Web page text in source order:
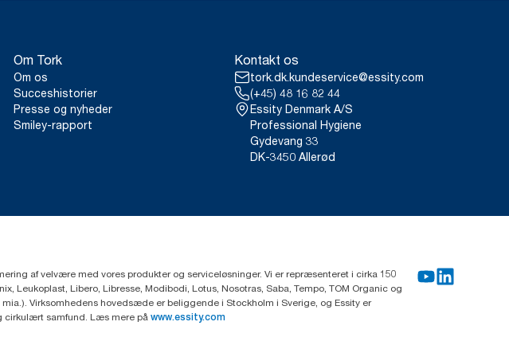
Fordi dataene er baseret på et systemgennemsnit, er det ikke
af specifikke produkter og forbrug.
Om Tork
Om os
Succeshistorier
Presse og nyheder
Smiley-rapport
Kontakt os
tork.dk.kundeservice@essity.com
(+45) 48 16 82 44
Essity Denmark A/S
Professional Hygiene
Gydevang 33
DK-3450 Allerød
af velvære med vores produkter og serviceløsninger. Vi er repræsenteret i cirka 150
Leukoplast, Libero, Libresse, Modibodi, Lotus, Nosotras, Saba, Tempo, TOM Organic og
Virksomhedens hovedsæde er beliggende i Stockholm i Sverige, og Essity er
cirkulært samfund. Læs mere på www.essity.com